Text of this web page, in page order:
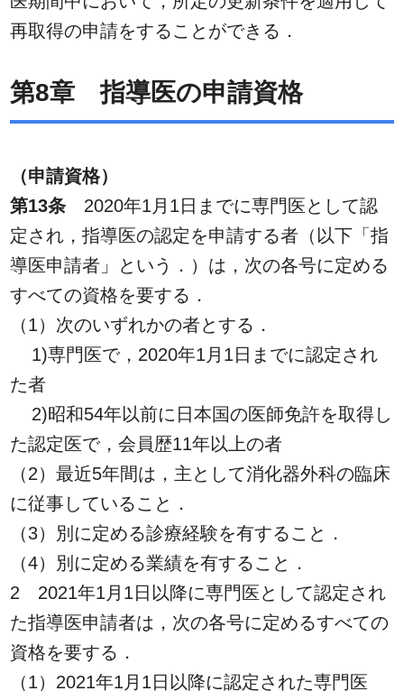
再取得の申請をすることができる．
第8章 指導医の申請資格
（申請資格）
第13条 2020年1月1日までに専門医として認
定され，指導医の認定を申請する者（以下「指
導医申請者」という．）は，次の各号に定める
すべての資格を要する．
（1）次のいずれかの者とする．
1)専門医で，2020年1月1日までに認定され
た者
2)昭和54年以前に日本国の医師免許を取得し
た認定医で，会員歴11年以上の者
（2）最近5年間は，主として消化器外科の臨床
に従事していること．
（3）別に定める診療経験を有すること．
（4）別に定める業績を有すること．
2 2021年1月1日以降に専門医として認定され
た指導医申請者は，次の各号に定めるすべての
資格を要する．
（1）2021年1月1日以降に認定された専門医